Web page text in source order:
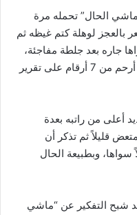
الحال” تحمله مرة
من 6 أرقام، شعر بالعجز لوهلة كتم غيظه ثم
جاره بعد جلطة مفاجئة،
فقرر أن ستة أرقام على فاتورة كهرباء أرحم من 7 أرقام على تقرير
أعلى من راتبه بعدة
قليلاً ثم تذكر أن
سواها، وبطبيعة الحال
شبح التفكير عن “ماشي